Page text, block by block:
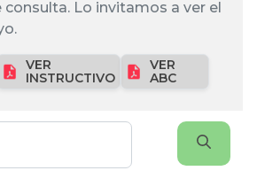
Lo invitamos a ver el
VER
INSTRUCTIVO
VER
ABC